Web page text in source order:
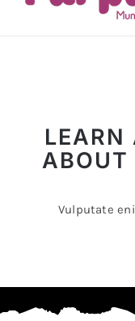
LEARN
ABOUT
Vulputate